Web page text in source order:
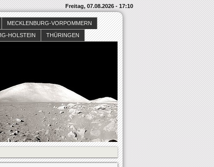
Freitag, 07.08.2026 - 17:10
MECKLENBURG-VORPOMMERN
HOLSTEIN THÜRINGEN